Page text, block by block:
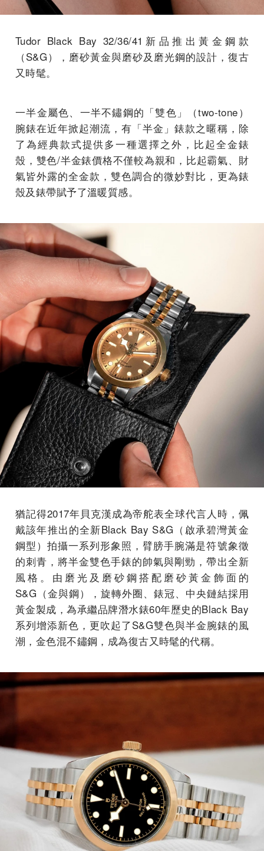
Tudor Black Bay 32/36/41新品推出黃金鋼款
（S&G），磨砂黃金與磨砂及磨光鋼的設計，復古
又時髦。
一半金屬色、一半不鏽鋼的「雙色」（two-tone）
腕錶在近年掀起潮流，有「半金」錶款之暱稱，除
了為經典款式提供多一種選擇之外，比起全金錶
殼，雙色/半金錶價格不僅較為親和，比起霸氣、財
氣皆外露的全金款，雙色調合的微妙對比，更為錶
殼及錶帶賦予了溫暖質感。
猶記得2017年貝克漢成為帝舵表全球代言人時，佩
戴該年推出的全新Black Bay S&G（啟承碧灣黃金
鋼型）拍攝一系列形象照，臂膀手腕滿是符號象徵
的刺青，將半金雙色手錶的帥氣與剛勁，帶出全新
風格。由磨光及磨砂鋼搭配磨砂黃金飾面的
S&G（金與鋼），旋轉外圈、錶冠、中央鏈結採用
黃金製成，為承繼品牌潛水錶60年歷史的Black Bay
系列增添新色，更吹起了S&G雙色與半金腕錶的風
潮，金色混不鏽鋼，成為復古又時髦的代稱。